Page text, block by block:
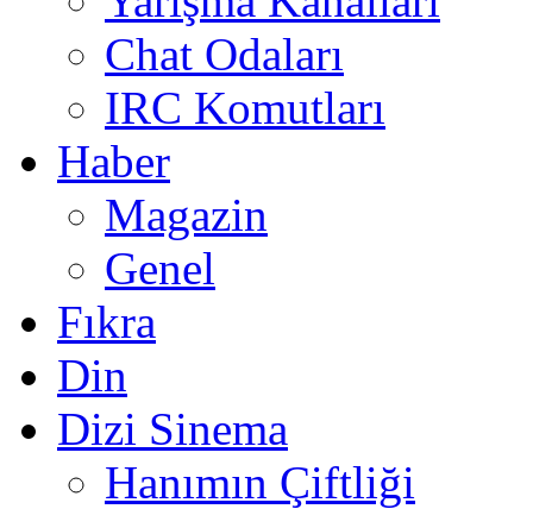
Chat Odaları
IRC Komutları
Haber
Magazin
Genel
Fıkra
Din
Dizi Sinema
Hanımın Çiftliği